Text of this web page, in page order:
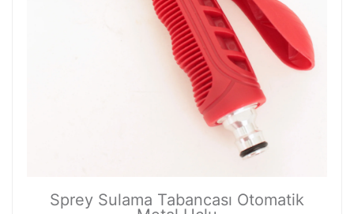
Sprey Sulama Tabancası Otomatik